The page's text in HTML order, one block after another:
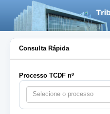
Consulta Rápida
Processo TCDF nº
Selecione o processo